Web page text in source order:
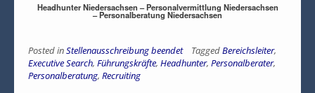
Headhunter Niedersachsen – Personalvermittlung Niedersachsen
– Personalberatung Niedersachsen
Posted inStellenausschreibung beendet TaggedBereichsleiter,
Executive Search, Führungskräfte, Headhunter, Personalberater,
Personalberatung, Recruiting